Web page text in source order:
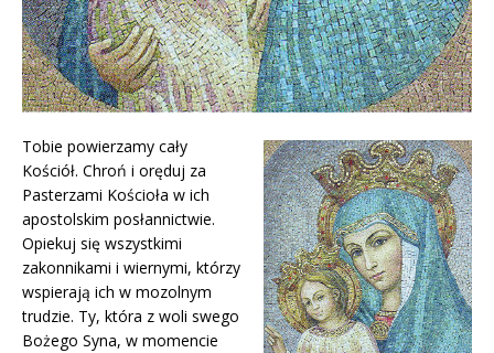
Tobie powierzamy cały
Kościół. Chroń i oręduj za
Pasterzami Kościoła w ich
apostolskim posłannictwie.
Opiekuj się wszystkimi
zakonnikami i wiernymi, którzy
wspierają ich w mozolnym
trudzie. Ty, która z woli swego
Bożego Syna, w momencie